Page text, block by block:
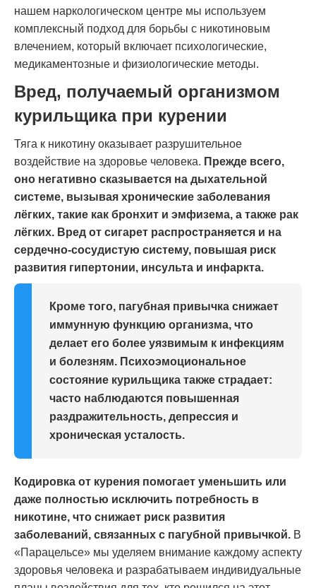
нашем наркологическом центре мы используем
комплексный подход для борьбы с никотиновым
влечением, который включает психологические,
медикаментозные и физиологические методы.
Вред, получаемый организмом
курильщика при курении
Тяга к никотину оказывает разрушительное
воздействие на здоровье человека. Прежде всего,
оно негативно сказывается на дыхательной
системе, вызывая хронические заболевания
лёгких, такие как бронхит и эмфизема, а также рак
лёгких. Вред от сигарет распространяется и на
сердечно-сосудистую систему, повышая риск
развития гипертонии, инсульта и инфаркта.
Кроме того, пагубная привычка снижает
иммунную функцию организма, что
делает его более уязвимым к инфекциям
и болезням. Психоэмоциональное
состояние курильщика также страдает:
часто наблюдаются повышенная
раздражительность, депрессия и
хроническая усталость.
Кодировка от курения помогает уменьшить или
даже полностью исключить потребность в
никотине, что снижает риск развития
заболеваний, связанных с пагубной привычкой. В
«Парацельсе» мы уделяем внимание каждому аспекту
здоровья человека и разрабатываем индивидуальные